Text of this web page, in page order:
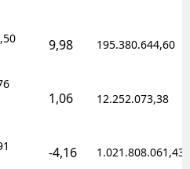
9,98 195.380.644,60
1,06 12.252.073,38
-4,16 1.021.808.061,43